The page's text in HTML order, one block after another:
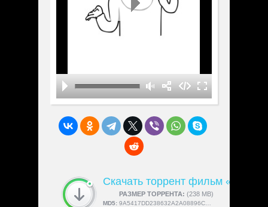
Скачать торрент фильм
РАЗМЕР ТОРРЕНТА: (238 MB)
СКАЧАЛИ:4189
MD5: 9A5417DD238632A2A08896CBE467C624